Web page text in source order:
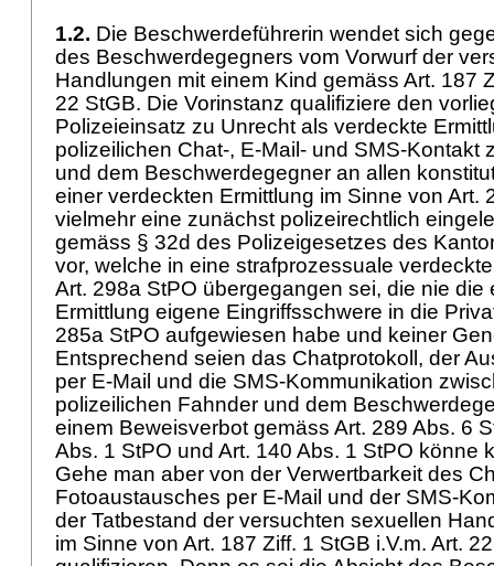
1.2. Die Beschwerdeführerin wendet sich
des Beschwerdegegners vom Vorwurf der
Handlungen mit einem Kind gemäss Art. 187
22 StGB. Die Vorinstanz qualifiziere den
Polizeieinsatz zu Unrecht als verdeckte
polizeilichen Chat-, E-Mail- und SMS-Kontakt
und dem Beschwerdegegner an allen
einer verdeckten Ermittlung im Sinne von Art.
vielmehr eine zunächst polizeirechtlich
gemäss § 32d des Polizeigesetzes des
vor, welche in eine strafprozessuale
Art. 298a StPO übergegangen sei, die nie die
Ermittlung eigene Eingriffsschwere in die
285a StPO aufgewiesen habe und keiner
Entsprechend seien das Chatprotokoll, der
per E-Mail und die SMS-Kommunikation
polizeilichen Fahnder und dem
einem Beweisverbot gemäss Art. 289 Abs. 6
Abs. 1 StPO und Art. 140 Abs. 1 StPO könne
Gehe man aber von der Verwertbarkeit des
Fotoaustausches per E-Mail und der SMS-
der Tatbestand der versuchten sexuellen
im Sinne von Art. 187 Ziff. 1 StGB i.V.m. Art.